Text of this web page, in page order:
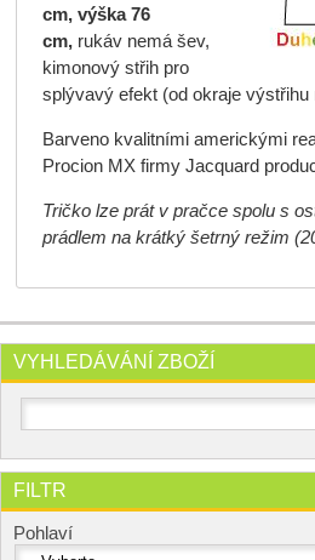
cm, výška 76
cm,rukáv nemá šev,
kimonový střih pro
splývavý efekt (od okraje
Barveno kvalitními americkými
Procion MX firmy Jacquard
Tričko lze prát v pračce spolu s
prádlem na krátký šetrný režim
VYHLEDÁVÁNÍ ZBOŽÍ
FILTR
Pohlaví